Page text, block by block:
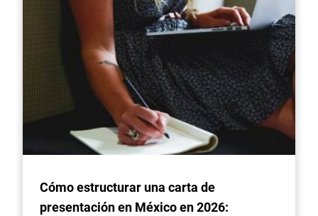
Cómo estructurar una carta de
presentación en México en 2026: